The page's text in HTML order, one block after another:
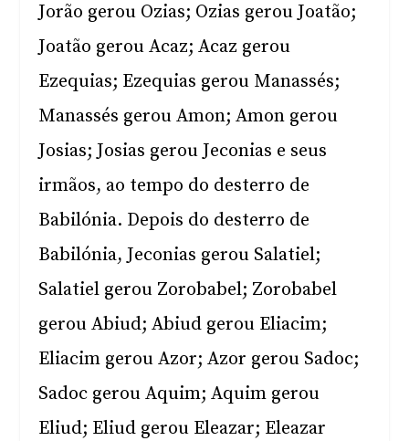
Jorão gerou Ozias; Ozias gerou Joatão;
Joatão gerou Acaz; Acaz gerou
Ezequias; Ezequias gerou Manassés;
Manassés gerou Amon; Amon gerou
Josias; Josias gerou Jeconias e seus
irmãos, ao tempo do desterro de
Babilónia. Depois do desterro de
Babilónia, Jeconias gerou Salatiel;
Salatiel gerou Zorobabel; Zorobabel
gerou Abiud; Abiud gerou Eliacim;
Eliacim gerou Azor; Azor gerou Sadoc;
Sadoc gerou Aquim; Aquim gerou
Eliud; Eliud gerou Eleazar; Eleazar